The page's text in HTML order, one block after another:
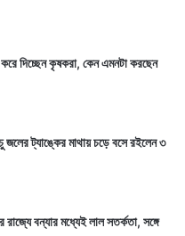
করে দিচ্ছেন কৃষকরা, কেন এমনটা করছেন
জলের ট্যাঙ্কের মাথায় চড়ে বসে রইলেন ৩
রাজ্যে বন্যার মধ্যেই লাল সতর্কতা, সঙ্গে